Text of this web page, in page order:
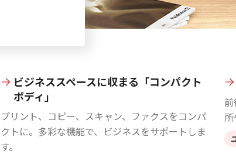
ビジネススペースに収まる「コンパクト
ボディ」
プリント、コピー、スキャン、ファクスをコンパ
クトに。多彩な機能で、ビジネスをサポートしま
す。
所